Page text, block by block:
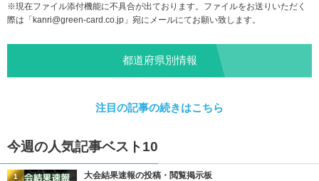
※現在ファイル添付機能に不具合が出ております。ファイルをお送りいただく
際は「kanri@green-card.co.jp 」宛にメールにてお願い致します。
都道府県別情報
注目の記事の続きはこちら
今週の人気記事ベスト10
大会結果速報の投稿・閲覧掲示板
1